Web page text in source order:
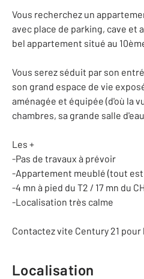
Vous recherchez un
avec place de parking, cave et
bel appartement situé au
Vous serez séduit par son
son grand espace de vie
aménagée et équipée (d'où la
chambres, sa grande salle
Les +
-Pas de travaux à prévoir
-Appartement meublé (tout
-4 mn à pied du T2 / 17 mn du
-Localisation très calme
Contactez vite Century 21
Localisation